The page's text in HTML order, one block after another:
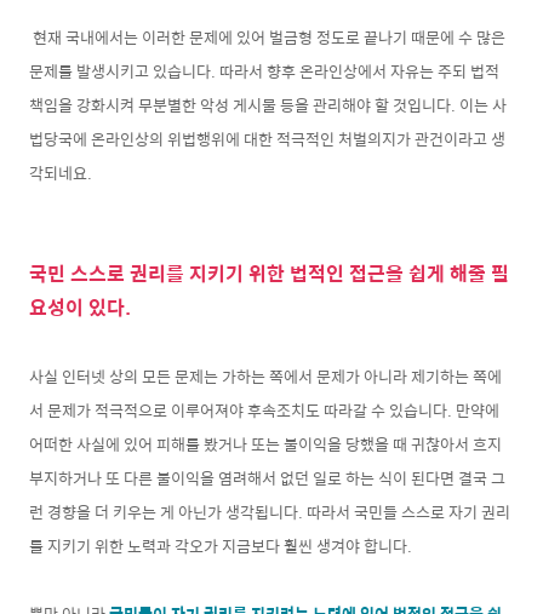
현재 국내에서는 이러한 문제에 있어 벌금형 정도로 끝나기 때문에 수 많은
문제를 발생시키고 있습니다. 따라서 향후 온라인상에서 자유는 주되 법적
책임을 강화시켜 무분별한 악성 게시물 등을 관리해야 할 것입니다. 이는 사
법당국에 온라인상의 위법행위에 대한 적극적인 처벌의지가 관건이라고 생
각되네요.
국민 스스로 권리를 지키기 위한 법적인 접근을 쉽게 해줄 필
요성이 있다.
사실 인터넷 상의 모든 문제는 가하는 쪽에서 문제가 아니라 제기하는 쪽에
서 문제가 적극적으로 이루어져야 후속조치도 따라갈 수 있습니다. 만약에
어떠한 사실에 있어 피해를 봤거나 또는 불이익을 당했을 때 귀찮아서 흐지
부지하거나 또 다른 불이익을 염려해서 없던 일로 하는 식이 된다면 결국 그
런 경향을 더 키우는 게 아닌가 생각됩니다. 따라서 국민들 스스로 자기 권리
를 지키기 위한 노력과 각오가 지금보다 훨씬 생겨야 합니다.